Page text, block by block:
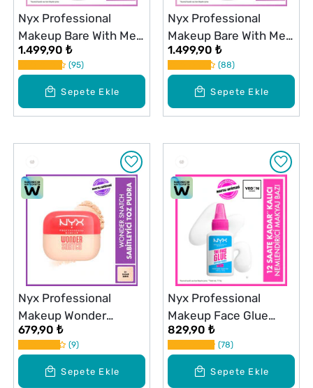
Sepete Ekle
Nyx Professional
Makeup Bare With Me
Kapatıcı Serum 02
Light
1.499,90 ₺
95
Sepete Ekle
Nyx Professional
Makeup Bare With Me
Kapatıcı Serum 01 Fair
1.499,90 ₺
88
Sepete Ekle
Nyx Professional
Makeup Wonder
Snatch Sabitleyici
Pudra Sugar Serve
679,90 ₺
9
Sepete Ekle
Nyx Professional
Makeup Face Glue
Makyaj Bazı
829,90 ₺
78